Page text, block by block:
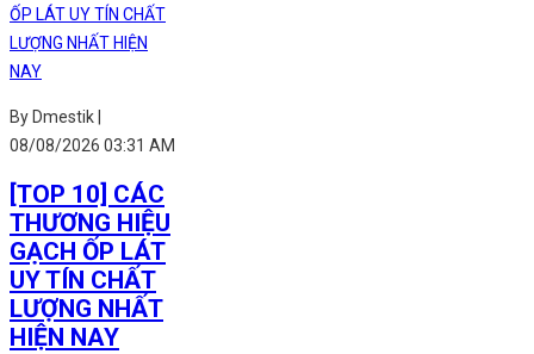
By Dmestik |
08/08/2026 03:31 AM
[TOP 10] CÁC
THƯƠNG HIỆU
GẠCH ỐP LÁT
UY TÍN CHẤT
LƯỢNG NHẤT
HIỆN NAY